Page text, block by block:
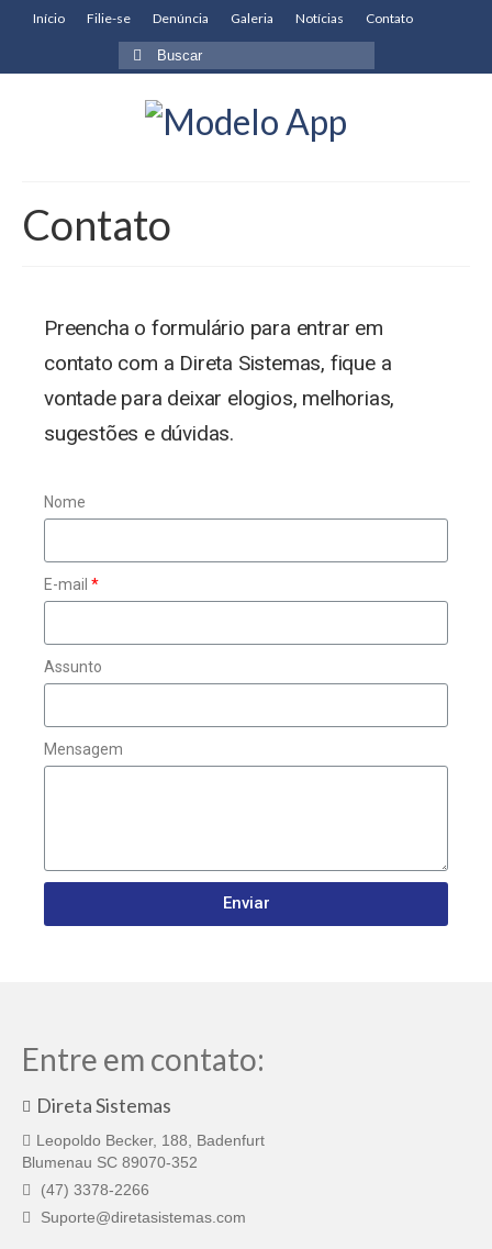
Início Filie-se Denúncia Galeria Notícias Contato
Contato
Preencha o formulário para entrar em
contato com a Direta Sistemas, fique a
vontade para deixar elogios, melhorias,
sugestões e dúvidas.
Nome
E-mail
Assunto
Mensagem
Enviar
Entre em contato:
Direta Sistemas
Leopoldo Becker, 188, Badenfurt
Blumenau SC 89070-352
(47) 3378-2266
Suporte@diretasistemas.com